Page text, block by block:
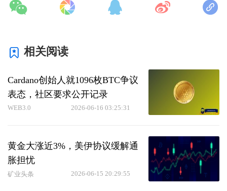
相关阅读
Cardano创始人就1096枚BTC争议
表态，社区要求公开记录
WEB3.0 2026-06-16 03:25:31
黄金大涨近3%，美伊协议缓解通
胀担忧
矿业头条 2026-06-15 20:29:55